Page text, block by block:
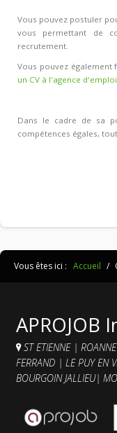
Vous pouvez postuler
vous permettant de
recrutement.
Vous pouvez également
un CV à l'agence
Dans le cadre de sa
compétences égales,
Vous êtes ici : Accueil /
APROJOB
ST ETIENNE| ROANNE
FERRAND | LE PUY EN
BOURGOIN JALLIEU|